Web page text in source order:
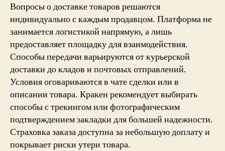
Вопросы о доставке товаров решаются
индивидуально с каждым продавцом. Платформа не
занимается логистикой напрямую, а лишь
предоставляет площадку для взаимодействия.
Способы передачи варьируются от курьерской
доставки до кладов и почтовых отправлений.
Условия оговариваются в чате сделки или в
описании товара. Кракен рекомендует выбирать
способы с трекингом или фотографическим
подтверждением закладки для большей надежности.
Страховка заказа доступна за небольшую доплату и
покрывает риски утери товара.